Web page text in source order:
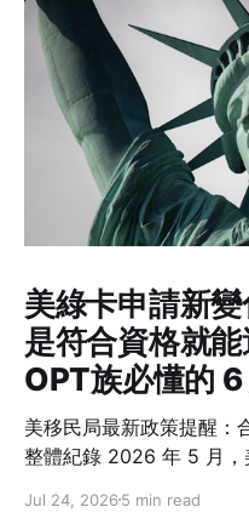
美綠卡申請新
是符合資格就能
OPT族必懂的
美移民局最新政策提醒：
整體紀錄 2026 年 5 月，
略的概念：在美國境內申
Jul 24, 2026 5 min read